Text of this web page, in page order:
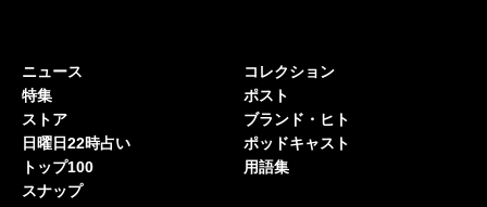
ニュース
特集
ストア
日曜日22時占い
トップ100
スナップ
コレクション
ポスト
ブランド・ヒト
ポッドキャスト
用語集